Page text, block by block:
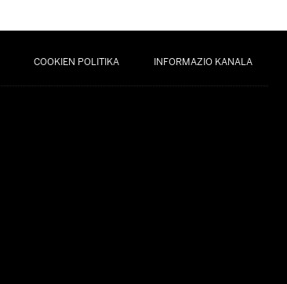
COOKIEN POLITIKA INFORMAZIO KANALA